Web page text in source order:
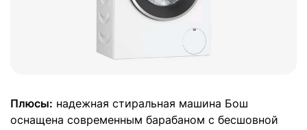
Плюсы: надежная стиральная машина Бош
оснащена современным барабаном с бесшовной